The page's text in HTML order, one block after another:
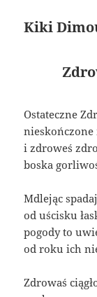
Kiki
Ostateczne
nieskończone
i zdroweś
boska
Mdlejąc
od uścisku
pogody to
od roku ich
Zdrowaś